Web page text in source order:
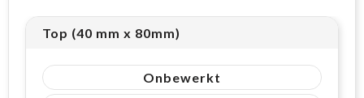
Top (40 mm x 80mm)
Onbewerkt